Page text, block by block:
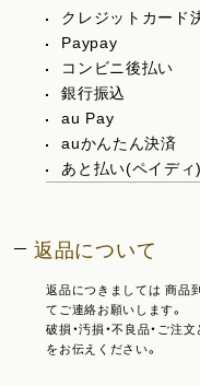
クレジットカード
Paypay
コンビニ後払い
銀行振込
au Pay
auかんたん決済
あと払い(ペイディ)
返品について
返品につきましては 商品
てご連絡お願いします。
破損・汚損・不良品・ご注
をお伝えください。